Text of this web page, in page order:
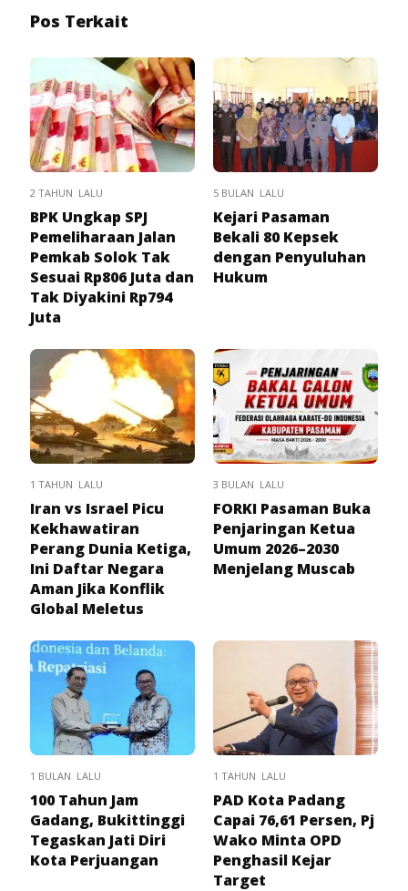
Pos Terkait
2 TAHUN LALU
BPK Ungkap SPJ
Pemeliharaan Jalan
Pemkab Solok Tak
Sesuai Rp806 Juta dan
Tak Diyakini Rp794
Juta
5 BULAN LALU
Kejari Pasaman
Bekali 80 Kepsek
dengan Penyuluhan
Hukum
1 TAHUN LALU
Iran vs Israel Picu
Kekhawatiran
Perang Dunia Ketiga,
Ini Daftar Negara
Aman Jika Konflik
Global Meletus
3 BULAN LALU
FORKI Pasaman Buka
Penjaringan Ketua
Umum 2026–2030
Menjelang Muscab
1 BULAN LALU
100 Tahun Jam
Gadang, Bukittinggi
Tegaskan Jati Diri
Kota Perjuangan
1 TAHUN LALU
PAD Kota Padang
Capai 76,61 Persen, Pj
Wako Minta OPD
Penghasil Kejar
Target